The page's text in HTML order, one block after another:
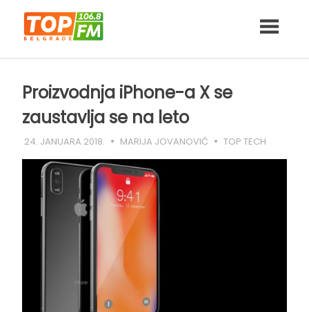
content
Proizvodnja iPhone-a X se
zaustavlja se na leto
24. JANUARA 2018. MARIJA JOVANOVIĆ TOP TECH